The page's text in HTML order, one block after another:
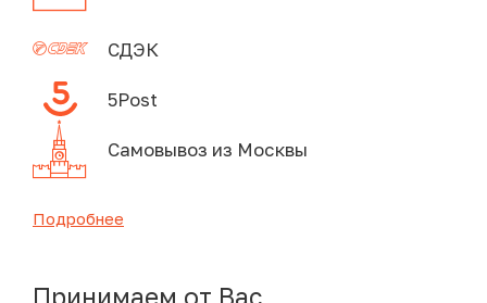
СДЭК
5Post
Самовывоз из Москвы
Подробнее